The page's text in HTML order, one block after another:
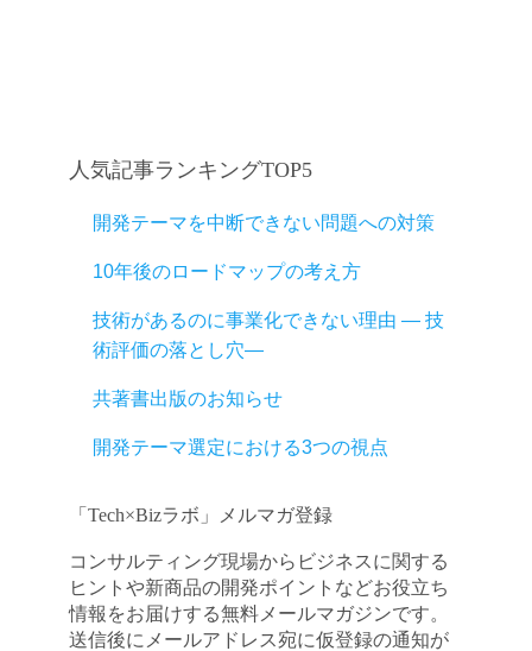
人気記事ランキングTOP5
開発テーマを中断できない問題への対策
10年後のロードマップの考え方
技術があるのに事業化できない理由 ― 技
術評価の落とし穴―
共著書出版のお知らせ
開発テーマ選定における3つの視点
「Tech×Bizラボ」メルマガ登録
コンサルティング現場からビジネスに関する
ヒントや新商品の開発ポイントなどお役立ち
情報をお届けする無料メールマガジンです。
送信後にメールアドレス宛に仮登録の通知が